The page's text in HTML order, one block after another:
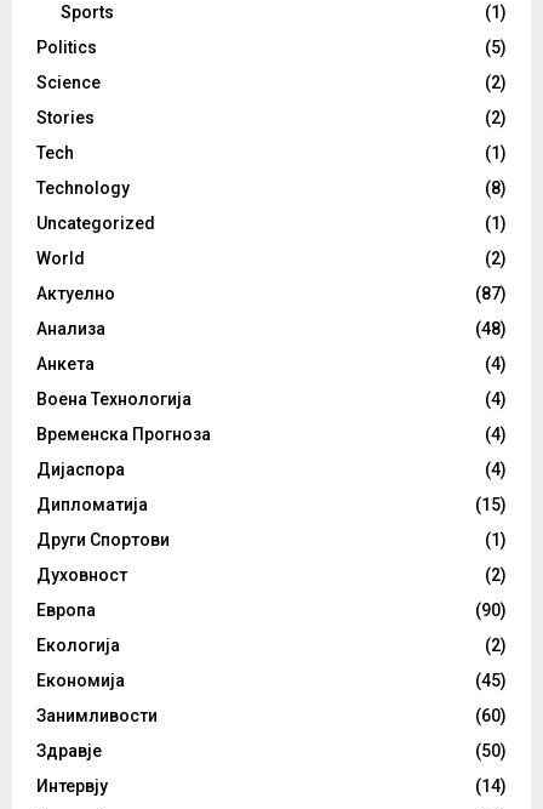
Sports
(1)
Politics
(5)
Science
(2)
Stories
(2)
Tech
(1)
Technology
(8)
Uncategorized
(1)
World
(2)
Актуелно
(87)
Анализа
(48)
Анкета
(4)
Воена Технологија
(4)
Временска Прогноза
(4)
Дијаспора
(4)
Дипломатија
(15)
Други Спортови
(1)
Духовност
(2)
Европа
(90)
Екологија
(2)
Економија
(45)
Занимливости
(60)
Здравје
(50)
Интервју
(14)